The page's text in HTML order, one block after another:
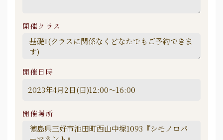
開催クラス
開催日時
開催場所